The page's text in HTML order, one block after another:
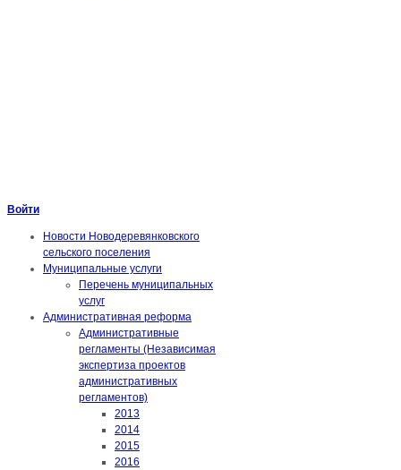
Войти
Новости Новодеревянковского
сельского поселения
Муниципальные услуги
Перечень муниципальных
услуг
Административная реформа
Административные
регламенты (Независимая
экспертиза проектов
административных
регламентов)
2013
2014
2015
2016